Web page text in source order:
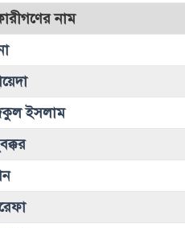
নাম
ইসলাম